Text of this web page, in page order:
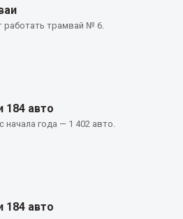
работать трамвай № 6.
184 авто
года — 1 402 авто.
184 авто